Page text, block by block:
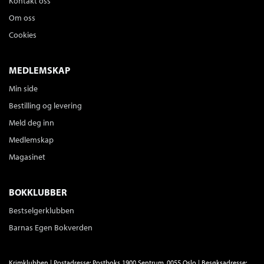
Om oss
Cookies
MEDLEMSKAP
Min side
Bestilling og levering
Meld deg inn
Medlemskap
Magasinet
BOKKLUBBER
Bestselgerklubben
Barnas Egen Bokverden